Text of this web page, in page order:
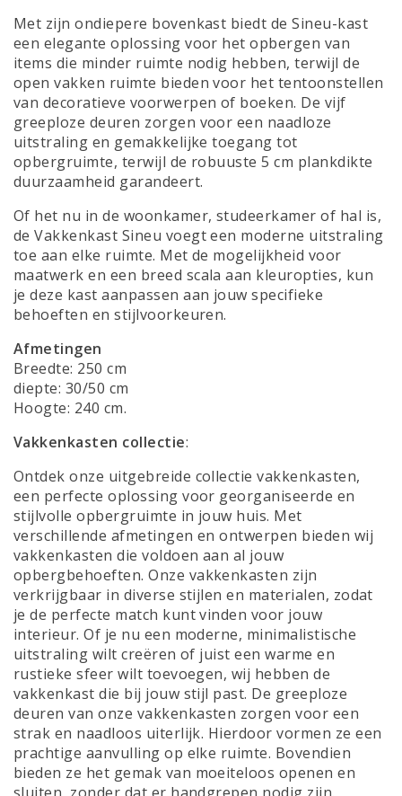
Met zijn ondiepere bovenkast biedt de Sineu-kast
een elegante oplossing voor het opbergen van
items die minder ruimte nodig hebben, terwijl de
open vakken ruimte bieden voor het tentoonstellen
van decoratieve voorwerpen of boeken. De vijf
greeploze deuren zorgen voor een naadloze
uitstraling en gemakkelijke toegang tot
opbergruimte, terwijl de robuuste 5 cm plankdikte
duurzaamheid garandeert.
Of het nu in de woonkamer, studeerkamer of hal is,
de Vakkenkast Sineu voegt een moderne uitstraling
toe aan elke ruimte. Met de mogelijkheid voor
maatwerk en een breed scala aan kleuropties, kun
je deze kast aanpassen aan jouw specifieke
behoeften en stijlvoorkeuren.
Afmetingen
Breedte: 250 cm
diepte: 30/50 cm
Hoogte: 240 cm.
Vakkenkasten collectie:
Ontdek onze uitgebreide collectie vakkenkasten,
een perfecte oplossing voor georganiseerde en
stijlvolle opbergruimte in jouw huis. Met
verschillende afmetingen en ontwerpen bieden wij
vakkenkasten die voldoen aan al jouw
opbergbehoeften. Onze vakkenkasten zijn
verkrijgbaar in diverse stijlen en materialen, zodat
je de perfecte match kunt vinden voor jouw
interieur. Of je nu een moderne, minimalistische
uitstraling wilt creëren of juist een warme en
rustieke sfeer wilt toevoegen, wij hebben de
vakkenkast die bij jouw stijl past. De greeploze
deuren van onze vakkenkasten zorgen voor een
strak en naadloos uiterlijk. Hierdoor vormen ze een
prachtige aanvulling op elke ruimte. Bovendien
bieden ze het gemak van moeiteloos openen en
sluiten, zonder dat er handgrepen nodig zijn.